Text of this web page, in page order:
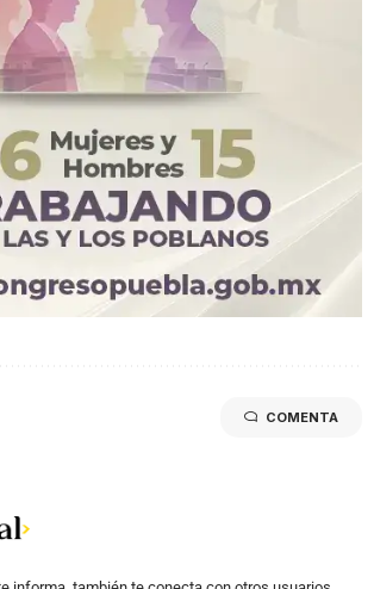
COMENTA